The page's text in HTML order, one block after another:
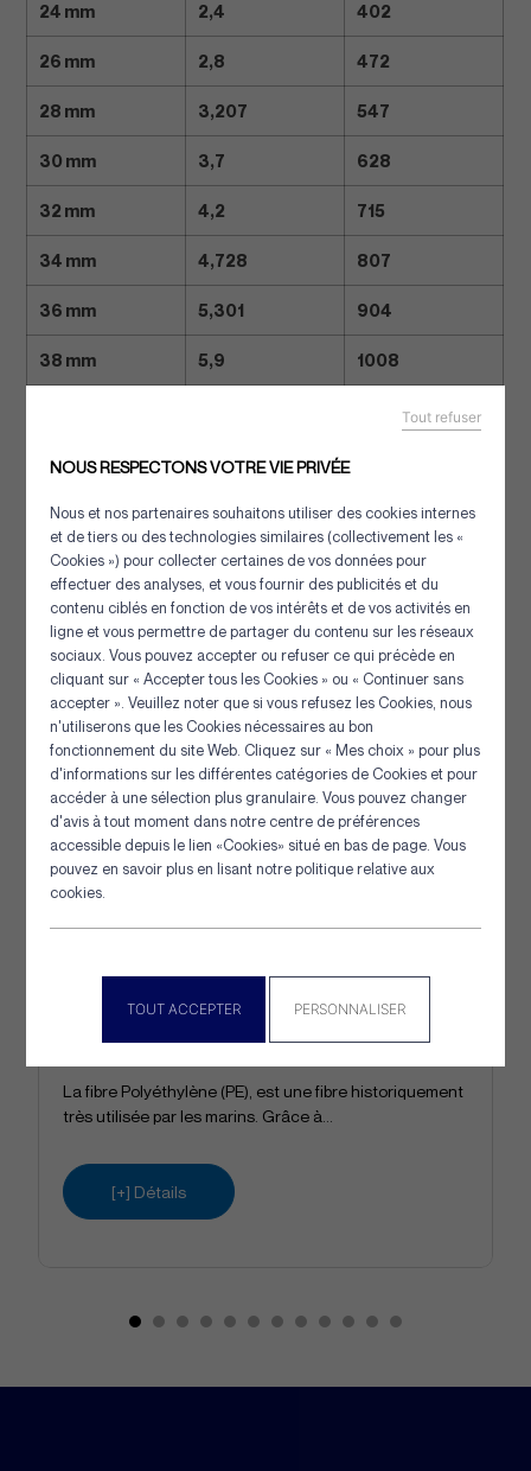
Panneau de gestion des cookies
NOUS RESPECTONS VOTRE VIE PRIVÉE
Nous et nos partenaires souhaitons utiliser des cookies internes
et de tiers ou des technologies similaires (collectivement les «
Cookies ») pour collecter certaines de vos données pour
effectuer des analyses, et vous fournir des publicités et du
contenu ciblés en fonction de vos intérêts et de vos activités en
ligne et vous permettre de partager du contenu sur les réseaux
sociaux. Vous pouvez accepter ou refuser ce qui précède en
cliquant sur « Accepter tous les Cookies » ou « Continuer sans
accepter ». Veuillez noter que si vous refusez les Cookies, nous
n'utiliserons que les Cookies nécessaires au bon
fonctionnement du site Web. Cliquez sur « Mes choix » pour plus
d'informations sur les différentes catégories de Cookies et pour
accéder à une sélection plus granulaire. Vous pouvez changer
d'avis à tout moment dans notre centre de préférences
accessible depuis le lien «Cookies» situé en bas de page. Vous
pouvez en savoir plus en lisant notre politique relative aux
cookies.
TOUT ACCEPTER
Tout refuser
PERSONNALISER
24 mm 2,4 402
26 mm 2,8 472
28 mm 3,207 547
30 mm 3,7 628
32 mm 4,2 715
34 mm 4,728 807
36 mm 5,301 904
38 mm 5,9 1008
catégorie
Cordage Câblé Polyéthylène 3
Torons
La fibre Polyéthylène (PE), est une fibre historiquement
très utilisée par les marins. Grâce à...
[+] Détails